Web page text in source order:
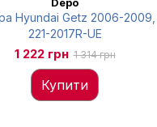
Hyundai Getz 2006-2009,
221-2017R-UE
1 222 грн 1 314 грн
Купити